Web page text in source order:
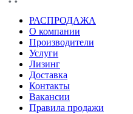
РАСПРОДАЖА
О компании
Производители
Услуги
Лизинг
Доставка
Контакты
Вакансии
Правила продажи